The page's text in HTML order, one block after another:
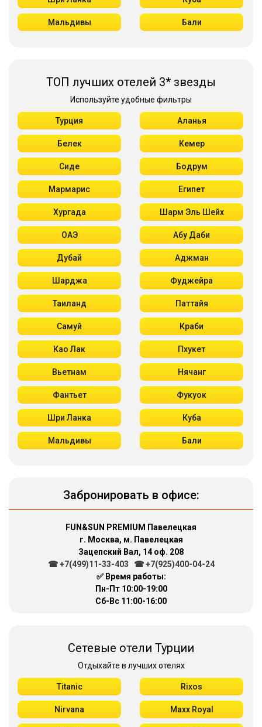
Мальдивы Бали
ТОП лучших отелей 3* звезды
Используйте удобные фильтры
Турция Аланья
Белек Кемер
Сиде Бодрум
Мармарис Египет
Хургада Шарм Эль Шейх
ОАЭ Абу Даби
Дубай Аджман
Шарджа Фуджейра
Таиланд Паттайя
Самуй Краби
Као Лак Пхукет
Вьетнам Нячанг
Фантьет Фукуок
Шри Ланка Куба
Мальдивы Бали
Забронировать в офисе:
FUN&SUN PREMIUM Павелецкая
г. Москва, м. Павелецкая
Зацепский Вал, 14 оф. 208
☎ +7(499)11-33-403
☎ +7(925)400-04-24
✅ Время работы:
Пн-Пт 10:00-19:00
Сб-Вс 11:00-16:00
Сетевые отели Турции
Отдыхайте в лучших отелях
Titanic Rixos
Nirvana Maxx Royal